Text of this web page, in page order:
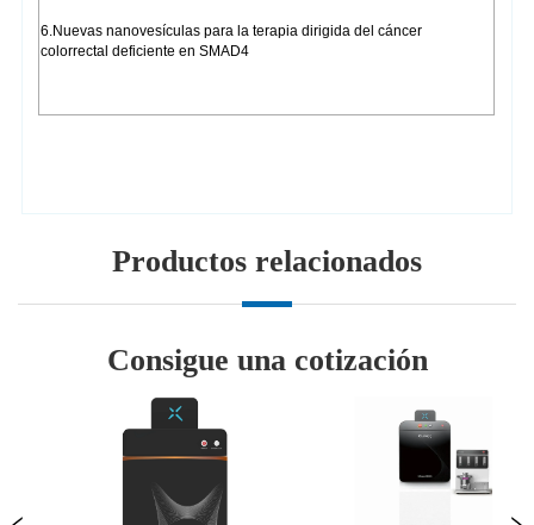
Productos relacionados
Consigue una cotización